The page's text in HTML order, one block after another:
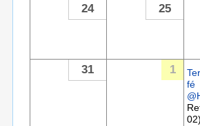
24 25
31 1
fé